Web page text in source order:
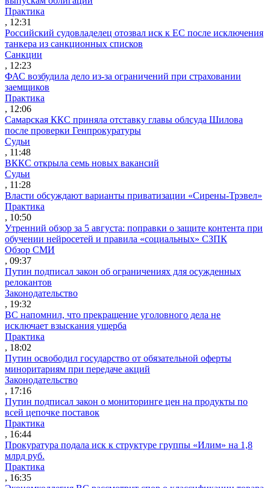
Практика
, 12:31
Российский судовладелец отозвал иск к ЕС после исключения
танкера из санкционных списков
Санкции
, 12:23
ФАС возбудила дело из-за ограничений при страховании
заемщиков
Практика
, 12:06
Самарская ККС приняла отставку главы облсуда Шилова
после проверки Генпрокуратуры
Судьи
, 11:48
ВККС открыла семь новых вакансий
Судьи
, 11:28
Власти обсуждают варианты приватизации «Сирены-Трэвел»
Практика
, 10:50
Утренний обзор за 5 августа: поправки о защите контента при
обучении нейросетей и правила «социальных» СЗПК
Обзор СМИ
, 09:37
Путин подписал закон об ограничениях для осужденных
релокантов
Законодательство
, 19:32
ВС напомнил, что прекращение уголовного дела не
исключает взыскания ущерба
Практика
, 18:02
Путин освободил государство от обязательной оферты
миноритариям при передаче акций
Законодательство
, 17:16
Путин подписал закон о мониторинге цен на продукты по
всей цепочке поставок
Практика
, 16:44
Прокуратура подала иск к структуре группы «Илим» на 1,8
млрд руб.
Практика
, 16:35